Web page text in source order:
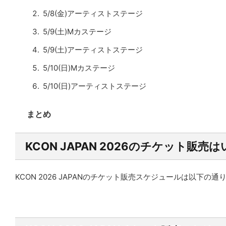
5/8(金)アーティストステージ
5/9(土)Mカステージ
5/9(土)アーティストステージ
5/10(日)Mカステージ
5/10(日)アーティストステージ
まとめ
KCON JAPAN 2026のチケット販売は
KCON 2026 JAPANのチケット販売スケジュールは以下の通り